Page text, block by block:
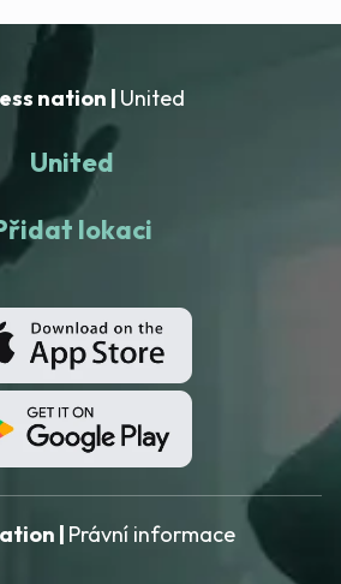
nation | United
United
lokaci
| Právní informace